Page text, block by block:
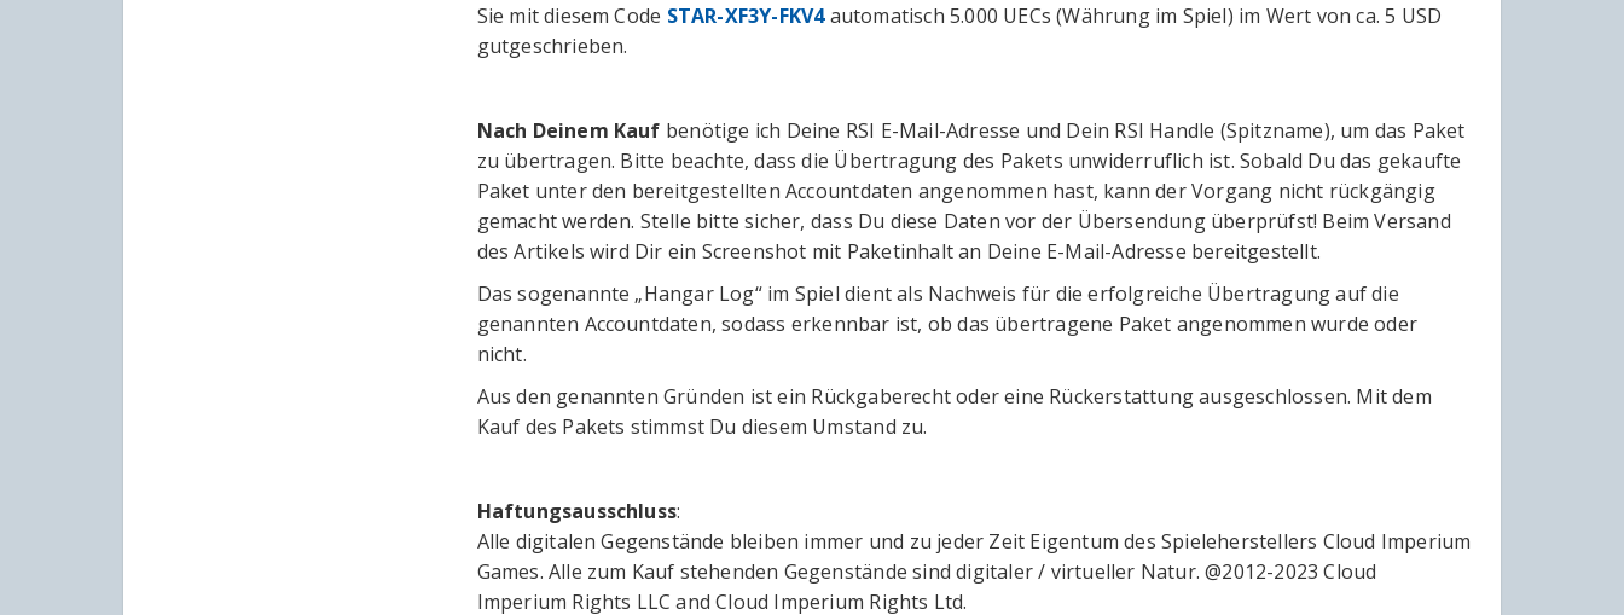
Sie mit diesem Code STAR-XF3Y-FKV4automatisch 5.000 UECs (Währung im Spiel) im Wert von ca. 5 USD
gutgeschrieben.
Nach Deinem Kauf benötige ich Deine RSI E-Mail-Adresse und Dein RSI Handle (Spitzname), um das Paket
zu übertragen. Bitte beachte, dass die Übertragung des Pakets unwiderruflich ist. Sobald Du das gekaufte
Paket unter den bereitgestellten Accountdaten angenommen hast, kann der Vorgang nicht rückgängig
gemacht werden. Stelle bitte sicher, dass Du diese Daten vor der Übersendung überprüfst! Beim Versand
des Artikels wird Dir ein Screenshot mit Paketinhalt an Deine E-Mail-Adresse bereitgestellt.
Das sogenannte „Hangar Log“ im Spiel dient als Nachweis für die erfolgreiche Übertragung auf die
genannten Accountdaten, sodass erkennbar ist, ob das übertragene Paket angenommen wurde oder
nicht.
Aus den genannten Gründen ist ein Rückgaberecht oder eine Rückerstattung ausgeschlossen. Mit dem
Kauf des Pakets stimmst Du diesem Umstand zu.
Haftungsausschluss:
Alle digitalen Gegenstände bleiben immer und zu jeder Zeit Eigentum des Spieleherstellers Cloud Imperium
Games. Alle zum Kauf stehenden Gegenstände sind digitaler / virtueller Natur. @2012-2023 Cloud
Imperium Rights LLC and Cloud Imperium Rights Ltd.